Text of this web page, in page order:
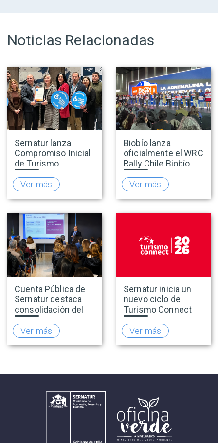
Noticias Relacionadas
Sernatur lanza
Compromiso Inicial
de Turismo
Accesible para
promover una
oferta turística más
inclusiva
Ver más
Biobío lanza
oficialmente el WRC
Rally Chile Biobío
2026 con 141
empresas
adheridas al Sello
Rally
Ver más
Cuenta Pública de
Sernatur destaca
consolidación del
turismo en 2025 y
presenta hoja de
ruta para fortalecer
la competitividad
Ver más
Sernatur inicia un
nuevo ciclo de
Turismo Connect
para fortalecer la
inteligencia de
mercado de la
industria turística
Ver más